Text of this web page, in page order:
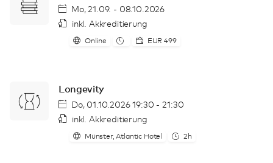
Mo, 21.09. - 08.10.2026
inkl. Akkreditierung
Online EUR 499
Longevity
Do, 01.10.2026 19:30 - 21:30
inkl. Akkreditierung
Münster, Atlantic Hotel 2h